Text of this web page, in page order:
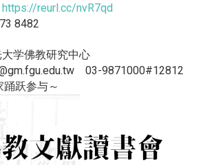
https://reurl.cc/nvR7qd
8482
学佛教研究中心
03-9871000#12812
跃参与～